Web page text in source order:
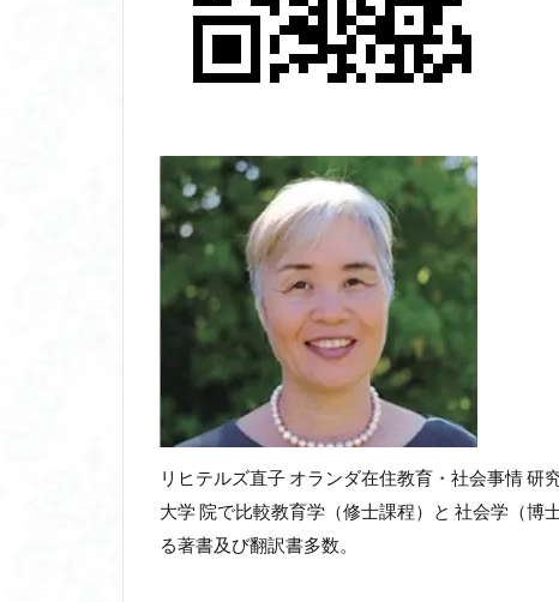
リヒテルズ直子 オランダ在住教育・社会事情
大学 院で比較教育学（修士課程）と 社会学（博
る著書及び翻訳書多数。